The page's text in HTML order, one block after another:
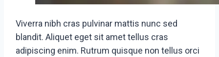
Viverra nibh cras pulvinar mattis nunc sed
blandit. Aliquet eget sit amet tellus cras
adipiscing enim. Rutrum quisque non tellus orci